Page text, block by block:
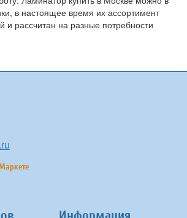
в настоящее время их ассортимент
и рассчитан на разные потребности